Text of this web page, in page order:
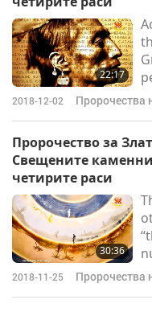
22:17
2018-12-02 Пророчества
Пророчество за
Свещените
четирите раси
30:36
2018-11-25 Пророчества